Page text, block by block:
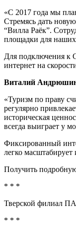
«С 2017 года мы
Стремясь дать
“Вилла Раёк”.
площадки для наших
Для подключения к
интернет на
Виталий
«Туризм по праву
регулярно
историческая
всегда выиграет у
Фиксированный
легко масштабирует
Получить
* * *
Тверской филиал
* * *